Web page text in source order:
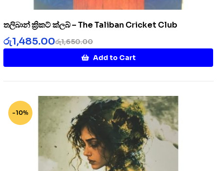
තලිබාන් ක්‍රිකට් ක්ලබ් – The Taliban Cricket Club
රු1,650.00
රු1,485.00
Add to Cart
-10%